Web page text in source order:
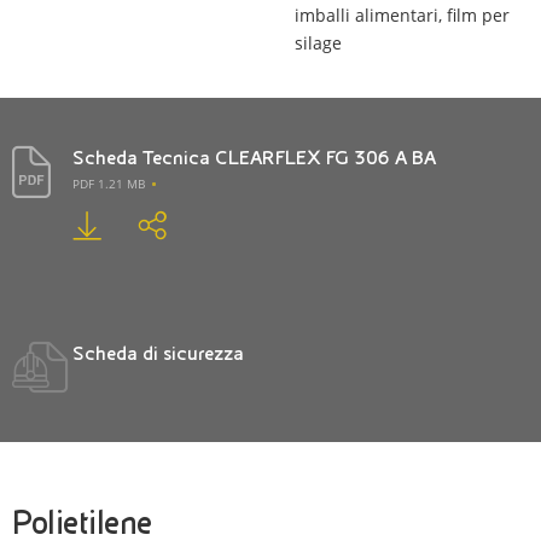
imballi alimentari, film per
silage
Scheda Tecnica CLEARFLEX FG 306 A BA
PDF 1.21 MB
Scheda di sicurezza
Polietilene